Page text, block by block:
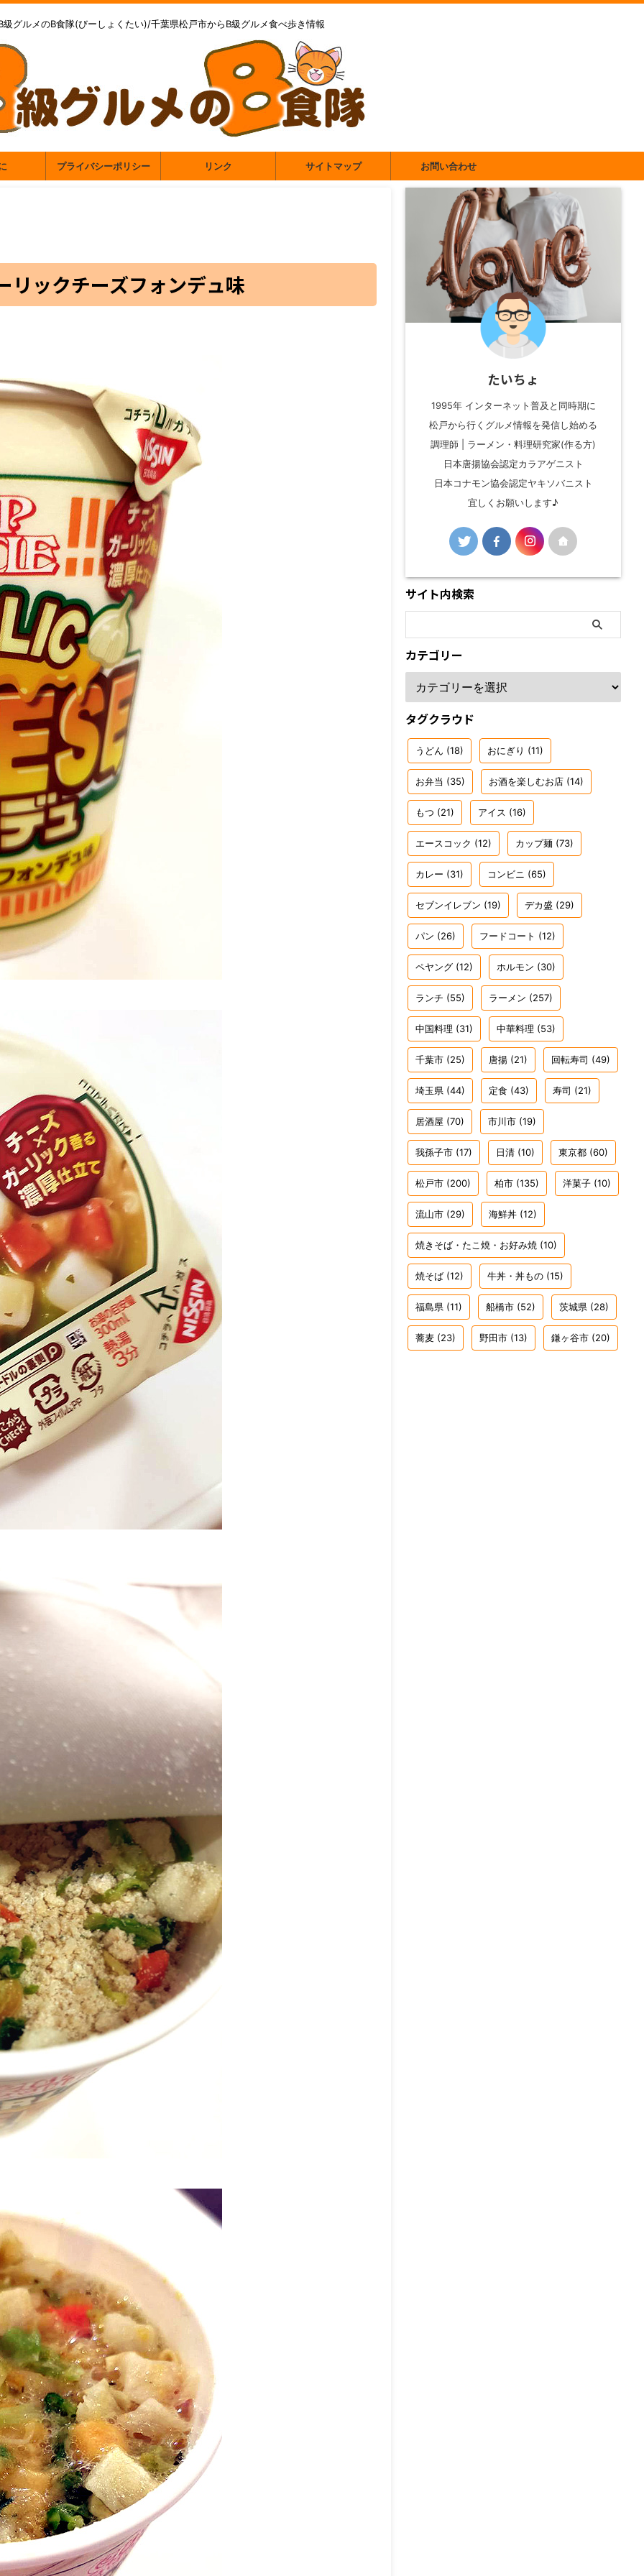
級グルメのB食隊(びーしょくたい)/千葉県松戸市からB級グルメ食べ歩き情報
プライバシーポリシー リンク サイトマップ お問い合わせ
リックチーズフォンデュ味
たいちょ
1995年 インターネット普及と同時期に
松戸から行くグルメ情報を発信し始める
調理師 | ラーメン・料理研究家(作る方)
日本唐揚協会認定カラアゲニスト
日本コナモン協会認定ヤキソバニスト
宜しくお願いします♪
サイト内検索
カテゴリー
タグクラウド
うどん (18) おにぎり (11)
お弁当 (35) お酒を楽しむお店 (14)
もつ (21) アイス (16)
エースコック (12) カップ麺 (73)
カレー (31) コンビニ (65)
セブンイレブン (19) デカ盛 (29)
パン (26) フードコート (12)
ペヤング (12) ホルモン (30)
ランチ (55) ラーメン (257)
中国料理 (31) 中華料理 (53)
千葉市 (25) 唐揚 (21) 回転寿司 (49)
埼玉県 (44) 定食 (43) 寿司 (21)
居酒屋 (70) 市川市 (19)
我孫子市 (17) 日清 (10) 東京都 (60)
松戸市 (200) 柏市 (135) 洋菓子 (10)
流山市 (29) 海鮮丼 (12)
焼きそば・たこ焼・お好み焼 (10)
焼そば (12) 牛丼・丼もの (15)
福島県 (11) 船橋市 (52) 茨城県 (28)
蕎麦 (23) 野田市 (13) 鎌ヶ谷市 (20)